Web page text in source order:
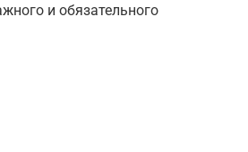
и обязательного